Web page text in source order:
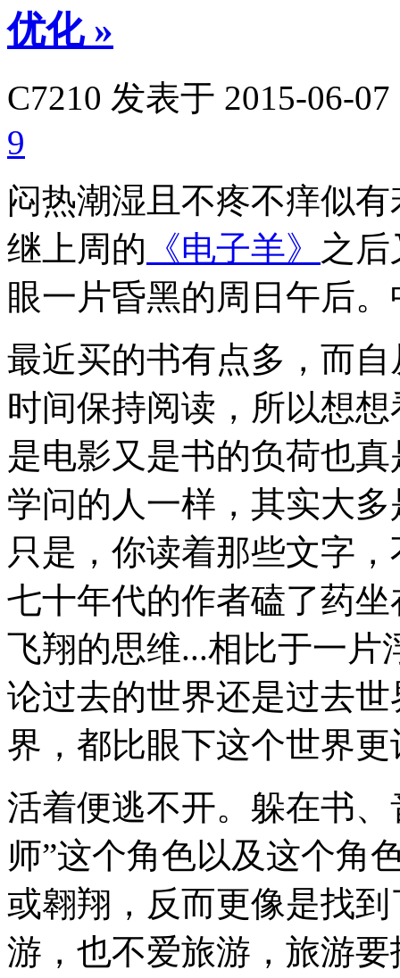
优化 »
C7210 发表于 2015-06-07
9
闷热潮湿且不疼不痒似
继上周的 《电子羊》 之
眼一片昏黑的周日午后
最近买的书有点多，而
时间保持阅读，所以想
是电影又是书的负荷也
学问的人一样，其实大
只是，你读着那些文字
七十年代的作者磕了药
飞翔的思维...相比于一片
论过去的世界还是过去
界，都比眼下这个世界
活着便逃不开。躲在书
师”这个角色以及这个角
或翱翔，反而更像是找
游，也不爱旅游，旅游